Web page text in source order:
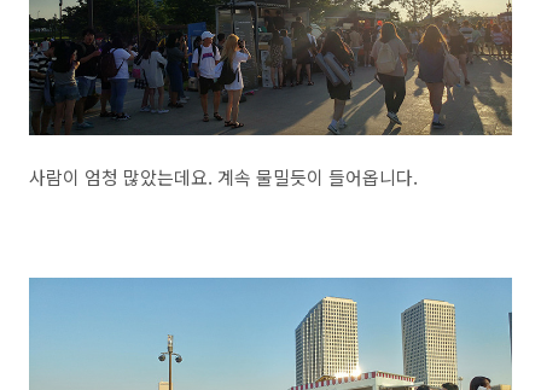
사람이 엄청 많았는데요. 계속 물밀듯이 들어옵니다.